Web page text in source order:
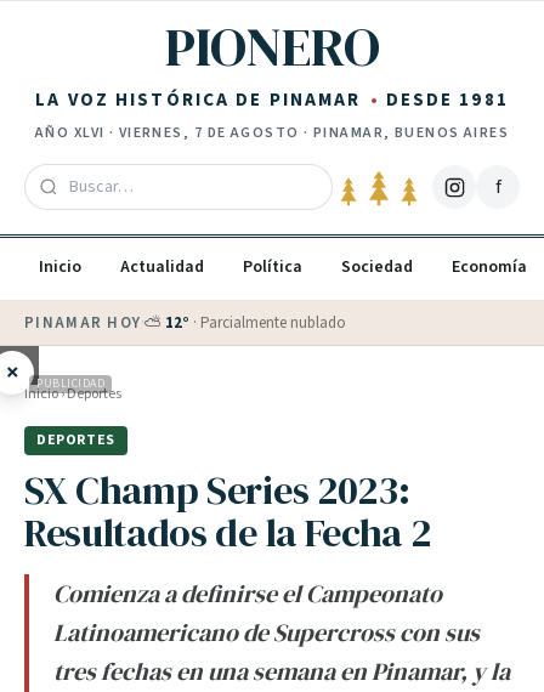
PIONERO
LA VOZ HISTÓRICA DE PINAMAR DESDE 1981
AÑO XLVI · VIERNES, 7 DE AGOSTO · PINAMAR, BUENOS AIRES
f
Inicio Actualidad Política Sociedad Economía
PINAMAR HOY·⛅ 12° · Parcialmente nublado
× PUBLICIDAD
Inicio›Deportes
DEPORTES
SX Champ Series 2023:
Resultados de la Fecha 2
Comienza a definirse el Campeonato
Latinoamericano de Supercross con sus
tres fechas en una semana en Pinamar, y la